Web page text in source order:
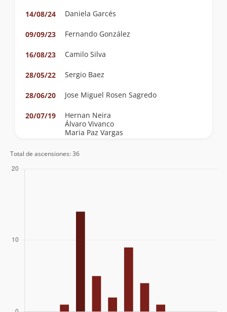
14/08/24
Daniela Garcés
09/09/23 Fernando González
16/08/23 Camilo Silva
28/05/22 Sergio Baez
28/06/20 Jose Miguel Rosen Sagredo
20/07/19
Hernan Neira
Álvaro Vivanco
Maria Paz Vargas
Total de ascensiones: 36